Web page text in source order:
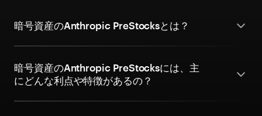
暗号資産のAnthropic PreStocksとは？
暗号資産のAnthropic PreStocksには、主
にどんな利点や特徴があるの？